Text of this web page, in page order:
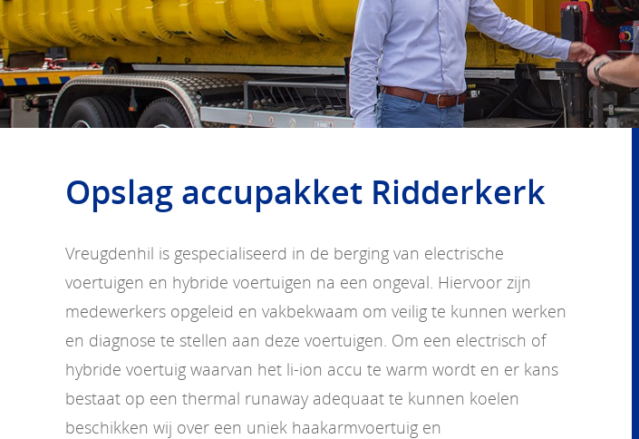
Opslag accupakket Ridderkerk
Vreugdenhil is gespecialiseerd in de berging van electrische
voertuigen en hybride voertuigen na een ongeval. Hiervoor zijn
medewerkers opgeleid en vakbekwaam om veilig te kunnen werken
en diagnose te stellen aan deze voertuigen. Om een electrisch of
hybride voertuig waarvan het li-ion accu te warm wordt en er kans
bestaat op een thermal runaway adequaat te kunnen koelen
beschikken wij over een uniek haakarmvoertuig en